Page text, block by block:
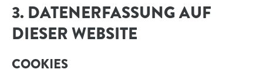
3. DATENERFASSUNG AUF
DIESER WEBSITE
COOKIES